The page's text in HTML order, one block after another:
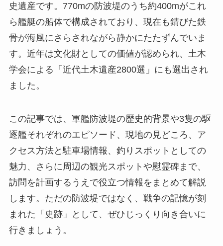
史遺産です。770mの防波堤のうち約400mがこれ
ら艦艇の船体で構成されており、現在も錆びた鉄
骨が海風にさらされながら静かにたたずんでいま
す。近年は文化財としての価値が認められ、土木
学会による「近代土木遺産2800選」にも選出され
ました。
この記事では、軍艦防波堤の歴史的背景や3隻の駆
逐艦それぞれのエピソード、現地の見どころ、ア
クセス方法と駐車場情報、釣りスポットとしての
魅力、さらに周辺の観光スポットや慰霊碑まで、
訪問を計画するうえで役立つ情報をまとめて解説
します。ただの防波堤ではなく、戦争の記憶が刻
まれた「史跡」として、ぜひじっくり向き合いに
行きましょう。